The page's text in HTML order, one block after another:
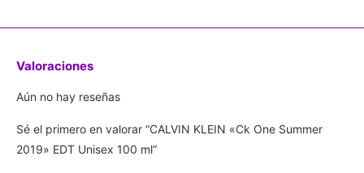
Valoraciones
Aún no hay reseñas
Sé el primero en valorar “CALVIN KLEIN «Ck One Summer
2019» EDT Unisex 100 ml”